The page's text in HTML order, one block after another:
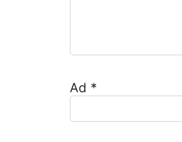
Ad *